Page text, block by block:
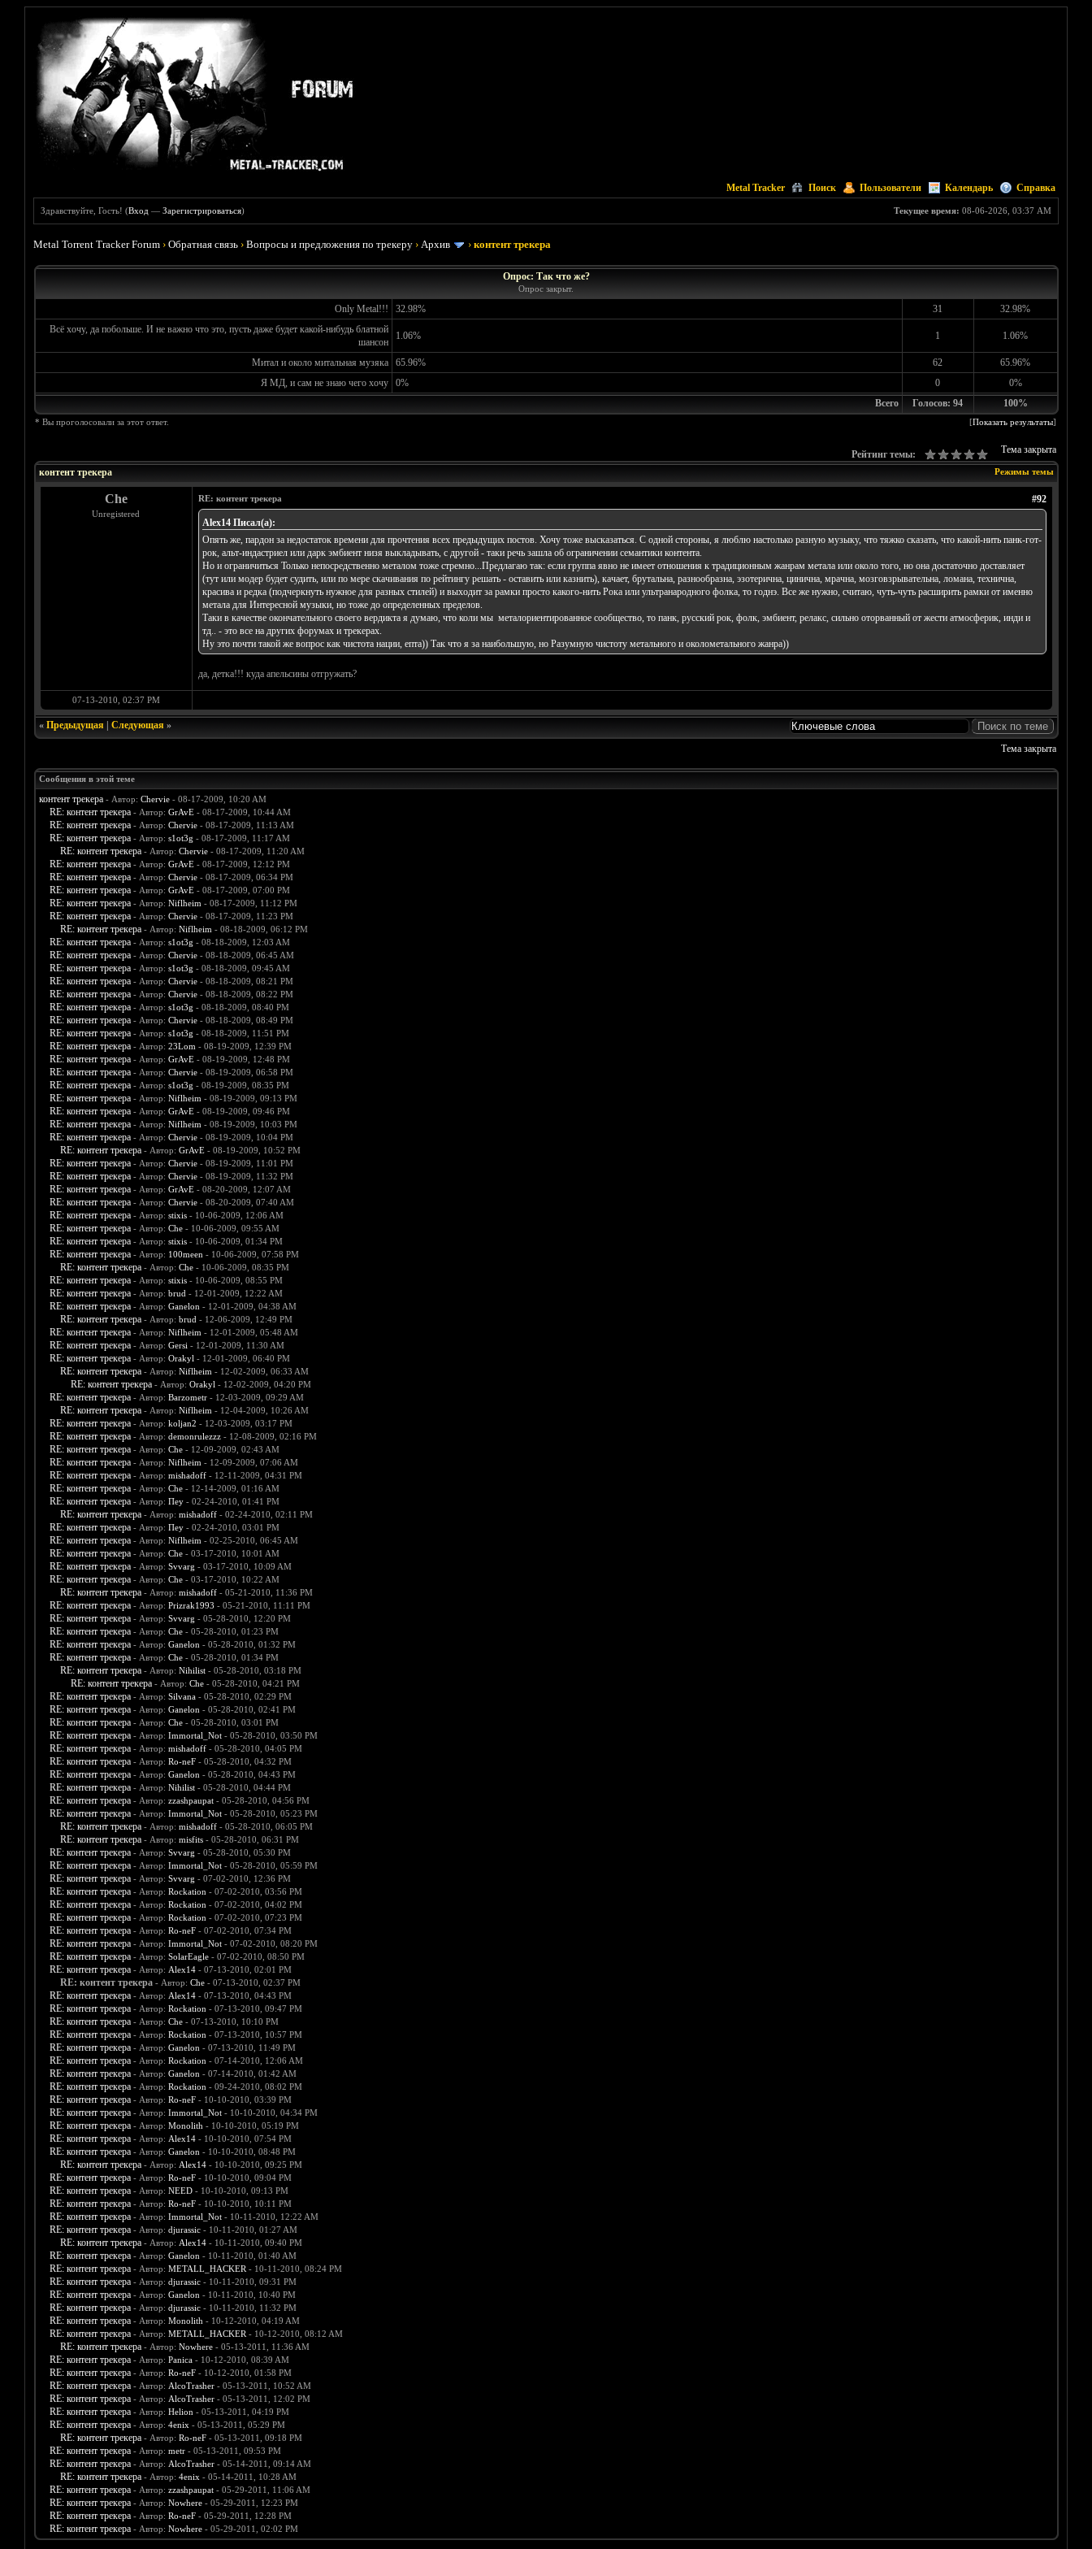
Metal Tracker Поиск Пользователи Календарь Справка
Текущее время: 08-06-2026, 03:37 AM
Здравствуйте, Гость! (Вход —Зарегистрироваться)
Metal Torrent Tracker Forum ›Обратная связь ›Вопросы и предложения по трекеру ›Архив ›контент трекера
Опрос: Так что же?
Опрос закрыт.
Only Metal!!! 32.98% 31
32.98%
Всё хочу, да побольше. И не важно что это, пусть даже будет какой-нибудь блатной
шансон
1.06% 1 1.06%
Митал и около митальная музяка 65.96% 62
65.96%
Я МД, и сам не знаю чего хочу
0% 0
0%
Всего
Голосов: 94 100%
* Вы проголосовали за этот ответ. [Показать результаты]
Тема закрыта
Рейтинг темы:
Режимы темы
контент трекера
Che
Unregistered
#92
RE: контент трекера
Alex14 Писал(а):
Опять же, пардон за недостаток времени для прочтения всех предыдущих постов. Хочу тоже высказаться. С одной стороны, я люблю настолько разную музыку, что тяжко сказать, что какой-нить панк-гот-
рок, альт-индастриел или дарк эмбиент низя выкладывать, с другой - таки речь зашла об ограничении семантики контента.
Но и ограничиться Только непосредственно металом тоже стремно...Предлагаю так: если группа явно не имеет отношения к традиционным жанрам метала или около того, но она достаточно доставляет
(тут или модер будет судить, или по мере скачивания по рейтингу решать - оставить или казнить), качает, брутальна, разнообразна, эзотерична, цинична, мрачна, мозговзрывательна, ломана, технична,
красива и редка (подчеркнуть нужное для разных стилей) и выходит за рамки просто какого-нить Рока или ультранародного фолка, то годнэ. Все же нужно, считаю, чуть-чуть расширить рамки от именно
метала для Интересной музыки, но тоже до определенных пределов.
Таки в качестве окончательного своего вердикта я думаю, что коли мы металориентированное сообщество, то панк, русский рок, фолк, эмбиент, релакс, сильно оторванный от жести атмосферик, инди и
тд.. - это все на других форумах и трекерах.
Ну это почти такой же вопрос как чистота нации, епта)) Так что я за наибольшую, но Разумную чистоту метального и околометального жанра))
да, детка!!! куда апельсины отгружать?
07-13-2010, 02:37 PM
« Предыдущая| Следующая»
Тема закрыта
Сообщения в этой теме
контент трекера - Автор: Chervie- 08-17-2009, 10:20 AM
RE: контент трекера - Автор: GrAvE- 08-17-2009, 10:44 AM
RE: контент трекера - Автор: Chervie- 08-17-2009, 11:13 AM
RE: контент трекера - Автор: s1ot3g - 08-17-2009, 11:17 AM
RE: контент трекера - Автор: Chervie- 08-17-2009, 11:20 AM
RE: контент трекера - Автор: GrAvE- 08-17-2009, 12:12 PM
RE: контент трекера - Автор: Chervie- 08-17-2009, 06:34 PM
RE: контент трекера - Автор: GrAvE- 08-17-2009, 07:00 PM
RE: контент трекера - Автор: Niflheim - 08-17-2009, 11:12 PM
RE: контент трекера - Автор: Chervie- 08-17-2009, 11:23 PM
RE: контент трекера - Автор: Niflheim - 08-18-2009, 06:12 PM
RE: контент трекера - Автор: s1ot3g - 08-18-2009, 12:03 AM
RE: контент трекера - Автор: Chervie- 08-18-2009, 06:45 AM
RE: контент трекера - Автор: s1ot3g - 08-18-2009, 09:45 AM
RE: контент трекера - Автор: Chervie- 08-18-2009, 08:21 PM
RE: контент трекера - Автор: Chervie- 08-18-2009, 08:22 PM
RE: контент трекера - Автор: s1ot3g - 08-18-2009, 08:40 PM
RE: контент трекера - Автор: Chervie- 08-18-2009, 08:49 PM
RE: контент трекера - Автор: s1ot3g - 08-18-2009, 11:51 PM
RE: контент трекера - Автор: 23Lom - 08-19-2009, 12:39 PM
RE: контент трекера - Автор: GrAvE- 08-19-2009, 12:48 PM
RE: контент трекера - Автор: Chervie- 08-19-2009, 06:58 PM
RE: контент трекера - Автор: s1ot3g - 08-19-2009, 08:35 PM
RE: контент трекера - Автор: Niflheim - 08-19-2009, 09:13 PM
RE: контент трекера - Автор: GrAvE- 08-19-2009, 09:46 PM
RE: контент трекера - Автор: Niflheim - 08-19-2009, 10:03 PM
RE: контент трекера - Автор: Chervie- 08-19-2009, 10:04 PM
RE: контент трекера - Автор: GrAvE- 08-19-2009, 10:52 PM
RE: контент трекера - Автор: Chervie- 08-19-2009, 11:01 PM
RE: контент трекера - Автор: Chervie- 08-19-2009, 11:32 PM
RE: контент трекера - Автор: GrAvE- 08-20-2009, 12:07 AM
RE: контент трекера - Автор: Chervie- 08-20-2009, 07:40 AM
RE: контент трекера - Автор: stixis- 10-06-2009, 12:06 AM
RE: контент трекера - Автор: Che- 10-06-2009, 09:55 AM
RE: контент трекера - Автор: stixis- 10-06-2009, 01:34 PM
RE: контент трекера - Автор: 100meen - 10-06-2009, 07:58 PM
RE: контент трекера - Автор: Che- 10-06-2009, 08:35 PM
RE: контент трекера - Автор: stixis- 10-06-2009, 08:55 PM
RE: контент трекера - Автор: brud - 12-01-2009, 12:22 AM
RE: контент трекера - Автор: Ganelon - 12-01-2009, 04:38 AM
RE: контент трекера - Автор: brud - 12-06-2009, 12:49 PM
RE: контент трекера - Автор: Niflheim - 12-01-2009, 05:48 AM
RE: контент трекера - Автор: Gersi - 12-01-2009, 11:30 AM
RE: контент трекера - Автор: Orakyl - 12-01-2009, 06:40 PM
RE: контент трекера - Автор: Niflheim - 12-02-2009, 06:33 AM
RE: контент трекера - Автор: Orakyl - 12-02-2009, 04:20 PM
RE: контент трекера - Автор: Barzometr- 12-03-2009, 09:29 AM
RE: контент трекера - Автор: Niflheim - 12-04-2009, 10:26 AM
RE: контент трекера - Автор: koljan2 - 12-03-2009, 03:17 PM
RE: контент трекера - Автор: demonrulezzz- 12-08-2009, 02:16 PM
RE: контент трекера - Автор: Che- 12-09-2009, 02:43 AM
RE: контент трекера - Автор: Niflheim - 12-09-2009, 07:06 AM
RE: контент трекера - Автор: mishadoff- 12-11-2009, 04:31 PM
RE: контент трекера - Автор: Che- 12-14-2009, 01:16 AM
RE: контент трекера - Автор: Пеу- 02-24-2010, 01:41 PM
RE: контент трекера - Автор: mishadoff- 02-24-2010, 02:11 PM
RE: контент трекера - Автор: Пеу- 02-24-2010, 03:01 PM
RE: контент трекера - Автор: Niflheim - 02-25-2010, 06:45 AM
RE: контент трекера - Автор: Che- 03-17-2010, 10:01 AM
RE: контент трекера - Автор: Svvarg - 03-17-2010, 10:09 AM
RE: контент трекера - Автор: Che- 03-17-2010, 10:22 AM
RE: контент трекера - Автор: mishadoff- 05-21-2010, 11:36 PM
RE: контент трекера - Автор: Prizrak1993 - 05-21-2010, 11:11 PM
RE: контент трекера - Автор: Svvarg - 05-28-2010, 12:20 PM
RE: контент трекера - Автор: Che- 05-28-2010, 01:23 PM
RE: контент трекера - Автор: Ganelon - 05-28-2010, 01:32 PM
RE: контент трекера - Автор: Che- 05-28-2010, 01:34 PM
RE: контент трекера - Автор: Nihilist- 05-28-2010, 03:18 PM
RE: контент трекера - Автор: Che- 05-28-2010, 04:21 PM
RE: контент трекера - Автор: Silvana- 05-28-2010, 02:29 PM
RE: контент трекера - Автор: Ganelon - 05-28-2010, 02:41 PM
RE: контент трекера - Автор: Che- 05-28-2010, 03:01 PM
RE: контент трекера - Автор: Immortal_Not- 05-28-2010, 03:50 PM
RE: контент трекера - Автор: mishadoff- 05-28-2010, 04:05 PM
RE: контент трекера - Автор: Ro-neF- 05-28-2010, 04:32 PM
RE: контент трекера - Автор: Ganelon - 05-28-2010, 04:43 PM
RE: контент трекера - Автор: Nihilist- 05-28-2010, 04:44 PM
RE: контент трекера - Автор: zzashpaupat- 05-28-2010, 04:56 PM
RE: контент трекера - Автор: Immortal_Not- 05-28-2010, 05:23 PM
RE: контент трекера - Автор: mishadoff- 05-28-2010, 06:05 PM
RE: контент трекера - Автор: misfits- 05-28-2010, 06:31 PM
RE: контент трекера - Автор: Svvarg - 05-28-2010, 05:30 PM
RE: контент трекера - Автор: Immortal_Not- 05-28-2010, 05:59 PM
RE: контент трекера - Автор: Svvarg - 07-02-2010, 12:36 PM
RE: контент трекера - Автор: Rockation - 07-02-2010, 03:56 PM
RE: контент трекера - Автор: Rockation - 07-02-2010, 04:02 PM
RE: контент трекера - Автор: Rockation - 07-02-2010, 07:23 PM
RE: контент трекера - Автор: Ro-neF- 07-02-2010, 07:34 PM
RE: контент трекера - Автор: Immortal_Not- 07-02-2010, 08:20 PM
RE: контент трекера - Автор: SolarEagle- 07-02-2010, 08:50 PM
RE: контент трекера - Автор: Alex14- 07-13-2010, 02:01 PM
RE: контент трекера - Автор: Che- 07-13-2010, 02:37 PM
RE: контент трекера - Автор: Alex14- 07-13-2010, 04:43 PM
RE: контент трекера - Автор: Rockation - 07-13-2010, 09:47 PM
RE: контент трекера - Автор: Che- 07-13-2010, 10:10 PM
RE: контент трекера - Автор: Rockation - 07-13-2010, 10:57 PM
RE: контент трекера - Автор: Ganelon - 07-13-2010, 11:49 PM
RE: контент трекера - Автор: Rockation - 07-14-2010, 12:06 AM
RE: контент трекера - Автор: Ganelon - 07-14-2010, 01:42 AM
RE: контент трекера - Автор: Rockation - 09-24-2010, 08:02 PM
RE: контент трекера - Автор: Ro-neF- 10-10-2010, 03:39 PM
RE: контент трекера - Автор: Immortal_Not- 10-10-2010, 04:34 PM
RE: контент трекера - Автор: Monolith - 10-10-2010, 05:19 PM
RE: контент трекера - Автор: Alex14- 10-10-2010, 07:54 PM
RE: контент трекера - Автор: Ganelon - 10-10-2010, 08:48 PM
RE: контент трекера - Автор: Alex14- 10-10-2010, 09:25 PM
RE: контент трекера - Автор: Ro-neF- 10-10-2010, 09:04 PM
RE: контент трекера - Автор: NEED- 10-10-2010, 09:13 PM
RE: контент трекера - Автор: Ro-neF- 10-10-2010, 10:11 PM
RE: контент трекера - Автор: Immortal_Not- 10-11-2010, 12:22 AM
RE: контент трекера - Автор: djurassic- 10-11-2010, 01:27 AM
RE: контент трекера - Автор: Alex14- 10-11-2010, 09:40 PM
RE: контент трекера - Автор: Ganelon - 10-11-2010, 01:40 AM
RE: контент трекера - Автор: METALL_HACKER - 10-11-2010, 08:24 PM
RE: контент трекера - Автор: djurassic- 10-11-2010, 09:31 PM
RE: контент трекера - Автор: Ganelon - 10-11-2010, 10:40 PM
RE: контент трекера - Автор: djurassic- 10-11-2010, 11:32 PM
RE: контент трекера - Автор: Monolith - 10-12-2010, 04:19 AM
RE: контент трекера - Автор: METALL_HACKER - 10-12-2010, 08:12 AM
RE: контент трекера - Автор: Nowhere- 05-13-2011, 11:36 AM
RE: контент трекера - Автор: Panica- 10-12-2010, 08:39 AM
RE: контент трекера - Автор: Ro-neF- 10-12-2010, 01:58 PM
RE: контент трекера - Автор: AlcoTrasher- 05-13-2011, 10:52 AM
RE: контент трекера - Автор: AlcoTrasher- 05-13-2011, 12:02 PM
RE: контент трекера - Автор: Helion - 05-13-2011, 04:19 PM
RE: контент трекера - Автор: 4enix - 05-13-2011, 05:29 PM
RE: контент трекера - Автор: Ro-neF- 05-13-2011, 09:18 PM
RE: контент трекера - Автор: metr- 05-13-2011, 09:53 PM
RE: контент трекера - Автор: AlcoTrasher- 05-14-2011, 09:14 AM
RE: контент трекера - Автор: 4enix - 05-14-2011, 10:28 AM
RE: контент трекера - Автор: zzashpaupat- 05-29-2011, 11:06 AM
RE: контент трекера - Автор: Nowhere- 05-29-2011, 12:23 PM
RE: контент трекера - Автор: Ro-neF- 05-29-2011, 12:28 PM
RE: контент трекера - Автор: Nowhere- 05-29-2011, 02:02 PM